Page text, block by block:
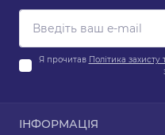
Я прочитав Політика
ІНФОРМАЦІЯ